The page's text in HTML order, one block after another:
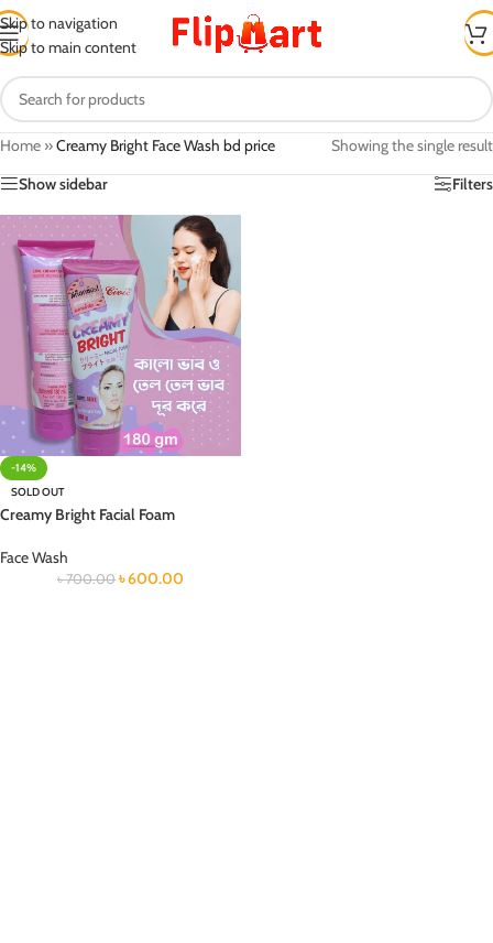
Skip to navigation
Skip to main content
Home »Creamy Bright Face Wash bd price
Showing the single result
Show sidebar
Filters
-14%
SOLD OUT
Creamy Bright Facial Foam
Face Wash
৳700.00 ৳600.00